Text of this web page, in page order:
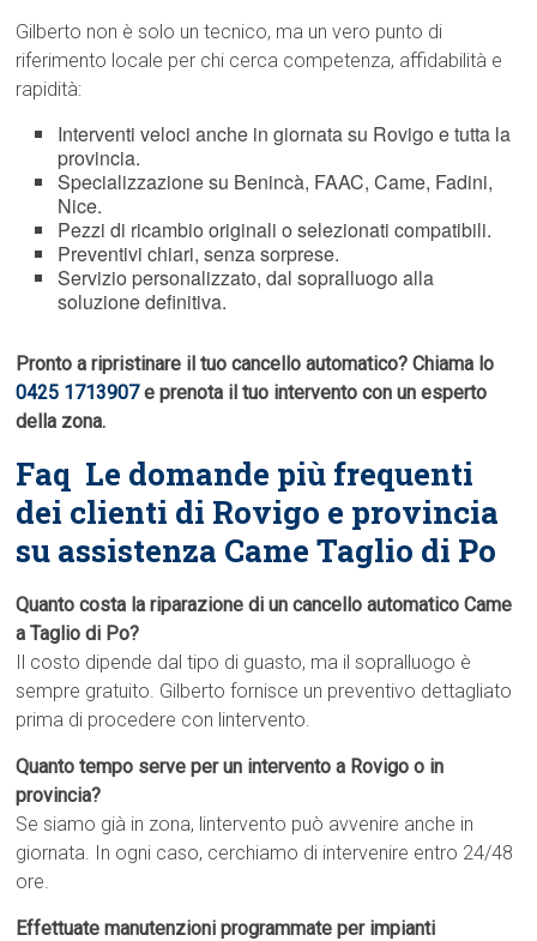
Gilberto non è solo un tecnico, ma un vero punto di
riferimento locale per chi cerca competenza, affidabilità e
rapidità:
Interventi veloci anche in giornata su Rovigo e tutta la
provincia.
Specializzazione su Benincà, FAAC, Came, Fadini,
Nice.
Pezzi di ricambio originali o selezionati compatibili.
Preventivi chiari, senza sorprese.
Servizio personalizzato, dal sopralluogo alla
soluzione definitiva.
Pronto a ripristinare il tuo cancello automatico? Chiama lo
0425 1713907e prenota il tuo intervento con un esperto
della zona.
Faq  Le domande più frequenti
dei clienti di Rovigo e provincia
su assistenza Came Taglio di Po
Quanto costa la riparazione di un cancello automatico Came
a Taglio di Po?
Il costo dipende dal tipo di guasto, ma il sopralluogo è
sempre gratuito. Gilberto fornisce un preventivo dettagliato
prima di procedere con lintervento.
Quanto tempo serve per un intervento a Rovigo o in
provincia?
Se siamo già in zona, lintervento può avvenire anche in
giornata. In ogni caso, cerchiamo di intervenire entro 24/48
ore.
Effettuate manutenzioni programmate per impianti